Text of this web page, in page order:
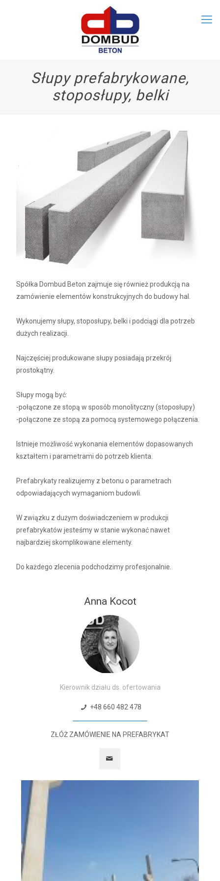
Słupy prefabrykowane,
stoposłupy, belki
Spółka Dombud Beton zajmuje się również produkcją na
zamówienie elementów konstrukcyjnych do budowy hal.
Wykonujemy słupy, stoposłupy, belki i podciągi dla potrzeb
dużych realizacji.
Najczęściej produkowane słupy posiadają przekrój
prostokątny.
Słupy mogą być:
-połączone ze stopą w sposób monolityczny (stoposłupy)
-połączone ze stopą za pomocą systemowego połączenia.
Istnieje możliwość wykonania elementów dopasowanych
kształtem i parametrami do potrzeb klienta.
Prefabrykaty realizujemy z betonu o parametrach
odpowiadających wymaganiom budowli.
W związku z dużym doświadczeniem w produkcji
prefabrykatów jesteśmy w stanie wykonać nawet
najbardziej skomplikowane elementy.
Do każdego zlecenia podchodzimy profesjonalnie.
Anna Kocot
Kierownik działu ds. ofertowania
+48 660 482 478
ZŁÓŻ ZAMÓWIENIE NA PREFABRYKAT